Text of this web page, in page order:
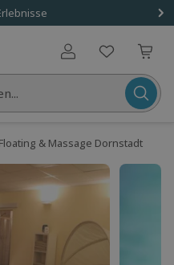
Benutzerkonto
Floating & Massage Dornstadt